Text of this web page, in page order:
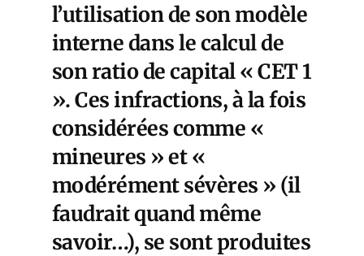
l’utilisation de son modèle
interne dans le calcul de
son ratio de capital « CET 1
». Ces infractions, à la fois
considérées comme «
mineures » et «
modérément sévères » (il
faudrait quand même
savoir…), se sont produites